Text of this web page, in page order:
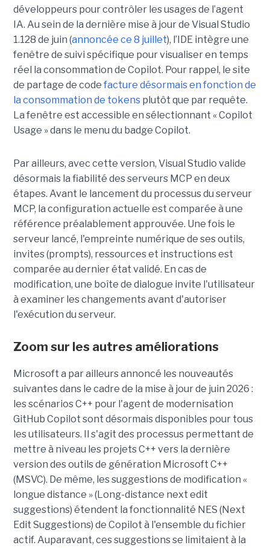
développeurs pour contrôler les usages de l’agent
IA. Au sein de la dernière mise à jour de Visual Studio
1.128 de juin (annoncée ce 8 juillet), l’IDE intègre une
fenêtre de suivi spécifique pour visualiser en temps
réel la consommation de Copilot. Pour rappel, le site
de partage de code facture désormais en fonction de
la consommation de tokens plutôt que par requête.
La fenêtre est accessible en sélectionnant « Copilot
Usage » dans le menu du badge Copilot.
Par ailleurs, avec cette version, Visual Studio valide
désormais la fiabilité des serveurs MCP en deux
étapes. Avant le lancement du processus du serveur
MCP, la configuration actuelle est comparée à une
référence préalablement approuvée. Une fois le
serveur lancé, l'empreinte numérique de ses outils,
invites (prompts), ressources et instructions est
comparée au dernier état validé. En cas de
modification, une boîte de dialogue invite l'utilisateur
à examiner les changements avant d'autoriser
l'exécution du serveur.
Zoom sur les autres améliorations
Microsoft a par ailleurs annoncé les nouveautés
suivantes dans le cadre de la mise à jour de juin 2026 :
les scénarios C++ pour l'agent de modernisation
GitHub Copilot sont désormais disponibles pour tous
les utilisateurs. Il s'agit des processus permettant de
mettre à niveau les projets C++ vers la dernière
version des outils de génération Microsoft C++
(MSVC). De même, les suggestions de modification «
longue distance » (Long-distance next edit
suggestions) étendent la fonctionnalité NES (Next
Edit Suggestions) de Copilot à l'ensemble du fichier
actif. Auparavant, ces suggestions se limitaient à la